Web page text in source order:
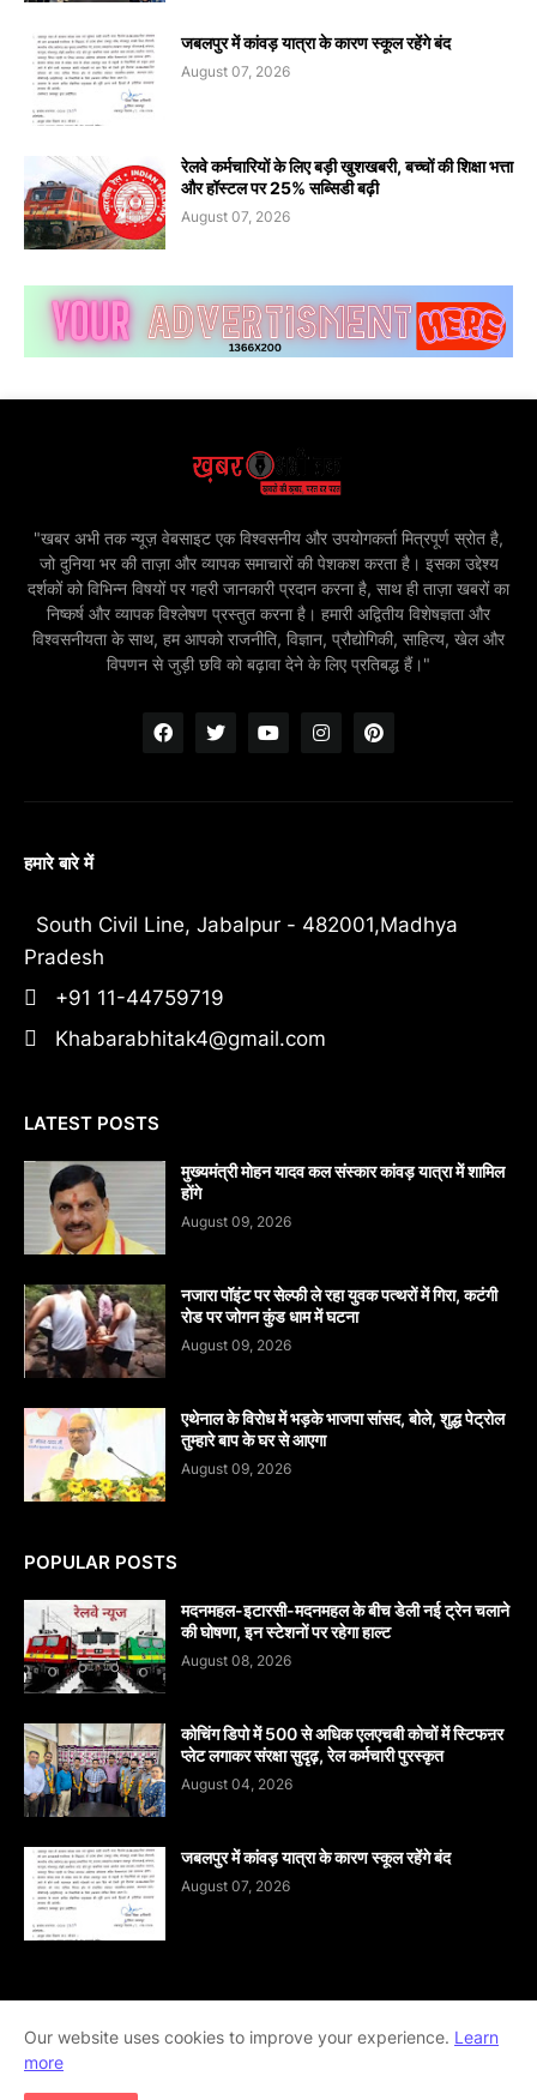
जबलपुर में कांवड़ यात्रा के कारण स्कूल रहेंगे बंद
August 07, 2026
रेलवे कर्मचारियों के लिए बड़ी खुशखबरी, बच्चों की शिक्षा भत्ता
और हॉस्टल पर 25% सब्सिडी बढ़ी
August 07, 2026
"खबर अभी तक न्यूज़ वेबसाइट एक विश्वसनीय और उपयोगकर्ता मित्रपूर्ण स्रोत है,
जो दुनिया भर की ताज़ा और व्यापक समाचारों की पेशकश करता है। इसका उद्देश्य
दर्शकों को विभिन्न विषयों पर गहरी जानकारी प्रदान करना है, साथ ही ताज़ा खबरों का
निष्कर्ष और व्यापक विश्लेषण प्रस्तुत करना है। हमारी अद्वितीय विशेषज्ञता और
विश्वसनीयता के साथ, हम आपको राजनीति, विज्ञान, प्रौद्योगिकी, साहित्य, खेल और
विपणन से जुड़ी छवि को बढ़ावा देने के लिए प्रतिबद्ध हैं।"
हमारे बारे में
South Civil Line, Jabalpur - 482001,Madhya
Pradesh
+91 11-44759719
Khabarabhitak4@gmail.com
LATEST POSTS
मुख्यमंत्री मोहन यादव कल संस्कार कांवड़ यात्रा में शामिल
होंगे
August 09, 2026
नजारा पॉइंट पर सेल्फी ले रहा युवक पत्थरों में गिरा, कटंगी
रोड पर जोगन कुंड धाम में घटना
August 09, 2026
एथेनाल के विरोध में भड़के भाजपा सांसद, बोले, शुद्ध पेट्रोल
तुम्हारे बाप के घर से आएगा
August 09, 2026
POPULAR POSTS
मदनमहल-इटारसी-मदनमहल के बीच डेली नई ट्रेन चलाने
की घोषणा, इन स्टेशनों पर रहेगा हाल्ट
August 08, 2026
कोचिंग डिपो में 500 से अधिक एलएचबी कोचों में स्टिफऩर
प्लेट लगाकर संरक्षा सुदृढ़, रेल कर्मचारी पुरस्कृत
August 04, 2026
जबलपुर में कांवड़ यात्रा के कारण स्कूल रहेंगे बंद
August 07, 2026
Home About contact-us
Disclaimer
Our website uses cookies to improve your experience. Learn
more